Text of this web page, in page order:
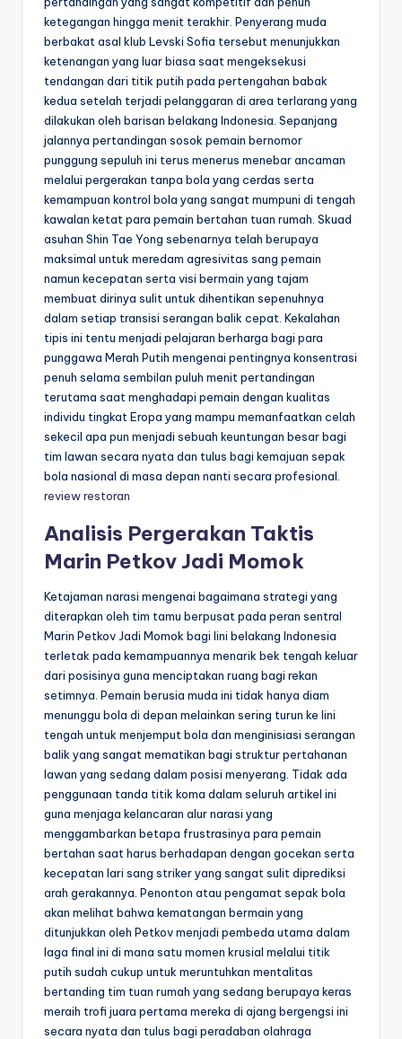
ketegangan hingga menit terakhir. Penyerang muda
berbakat asal klub Levski Sofia tersebut menunjukkan
ketenangan yang luar biasa saat mengeksekusi
tendangan dari titik putih pada pertengahan babak
kedua setelah terjadi pelanggaran di area terlarang yang
dilakukan oleh barisan belakang Indonesia. Sepanjang
jalannya pertandingan sosok pemain bernomor
punggung sepuluh ini terus menerus menebar ancaman
melalui pergerakan tanpa bola yang cerdas serta
kemampuan kontrol bola yang sangat mumpuni di tengah
kawalan ketat para pemain bertahan tuan rumah. Skuad
asuhan Shin Tae Yong sebenarnya telah berupaya
maksimal untuk meredam agresivitas sang pemain
namun kecepatan serta visi bermain yang tajam
membuat dirinya sulit untuk dihentikan sepenuhnya
dalam setiap transisi serangan balik cepat. Kekalahan
tipis ini tentu menjadi pelajaran berharga bagi para
punggawa Merah Putih mengenai pentingnya konsentrasi
penuh selama sembilan puluh menit pertandingan
terutama saat menghadapi pemain dengan kualitas
individu tingkat Eropa yang mampu memanfaatkan celah
sekecil apa pun menjadi sebuah keuntungan besar bagi
tim lawan secara nyata dan tulus bagi kemajuan sepak
bola nasional di masa depan nanti secara profesional.
review restoran
Analisis Pergerakan Taktis
Marin Petkov Jadi Momok
Ketajaman narasi mengenai bagaimana strategi yang
diterapkan oleh tim tamu berpusat pada peran sentral
Marin Petkov Jadi Momok bagi lini belakang Indonesia
terletak pada kemampuannya menarik bek tengah keluar
dari posisinya guna menciptakan ruang bagi rekan
setimnya. Pemain berusia muda ini tidak hanya diam
menunggu bola di depan melainkan sering turun ke lini
tengah untuk menjemput bola dan menginisiasi serangan
balik yang sangat mematikan bagi struktur pertahanan
lawan yang sedang dalam posisi menyerang. Tidak ada
penggunaan tanda titik koma dalam seluruh artikel ini
guna menjaga kelancaran alur narasi yang
menggambarkan betapa frustrasinya para pemain
bertahan saat harus berhadapan dengan gocekan serta
kecepatan lari sang striker yang sangat sulit diprediksi
arah gerakannya. Penonton atau pengamat sepak bola
akan melihat bahwa kematangan bermain yang
ditunjukkan oleh Petkov menjadi pembeda utama dalam
laga final ini di mana satu momen krusial melalui titik
putih sudah cukup untuk meruntuhkan mentalitas
bertanding tim tuan rumah yang sedang berupaya keras
meraih trofi juara pertama mereka di ajang bergengsi ini
secara nyata dan tulus bagi peradaban olahraga